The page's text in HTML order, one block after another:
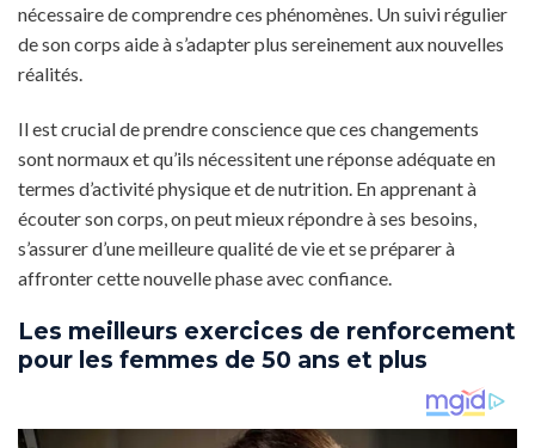
nécessaire de comprendre ces phénomènes. Un suivi régulier
de son corps aide à s’adapter plus sereinement aux nouvelles
réalités.
Il est crucial de prendre conscience que ces changements
sont normaux et qu’ils nécessitent une réponse adéquate en
termes d’activité physique et de nutrition. En apprenant à
écouter son corps, on peut mieux répondre à ses besoins,
s’assurer d’une meilleure qualité de vie et se préparer à
affronter cette nouvelle phase avec confiance.
Les meilleurs exercices de renforcement
pour les femmes de 50 ans et plus